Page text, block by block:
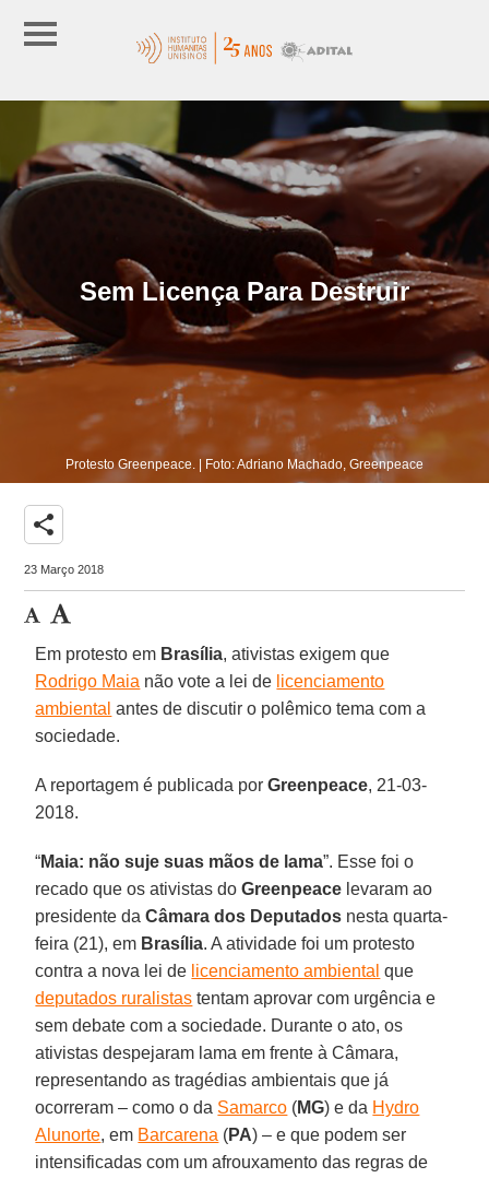
Sem Licença Para Destruir
Protesto Greenpeace. | Foto: Adriano Machado, Greenpeace
share
23 Março 2018
Em protesto em Brasília, ativistas exigem que
Rodrigo Maia não vote a lei de licenciamento
ambiental antes de discutir o polêmico tema com a
sociedade.
A reportagem é publicada porGreenpeace, 21-03-
2018.
“Maia: não suje suas mãos de lama”. Esse foi o
recado que os ativistas doGreenpeace levaram ao
presidente daCâmara dos Deputados nesta quarta-
feira (21), em Brasília. A atividade foi um protesto
contra a nova lei de licenciamento ambiental que
deputados ruralistas tentam aprovar com urgência e
sem debate com a sociedade. Durante o ato, os
ativistas despejaram lama em frente à Câmara,
representando as tragédias ambientais que já
ocorreram – como o da Samarco (MG) e da Hydro
Alunorte, em Barcarena (PA) – e que podem ser
intensificadas com um afrouxamento das regras de